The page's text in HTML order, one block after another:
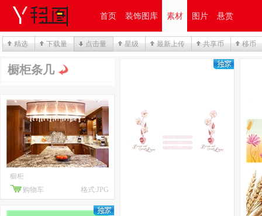
首页 装饰图库 素材 图片 悬赏
精选 下载量 点击量 星级 最新上传 共享币 移币
橱柜条几
橱柜
购物车
格式:JPG